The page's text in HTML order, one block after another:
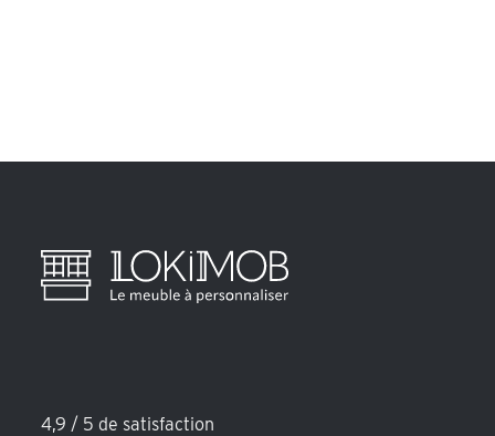
4,9 / 5 de satisfaction